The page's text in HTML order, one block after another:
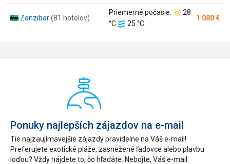
vody:
Zanzibar(81 hotelov)
Priemerné počasie:
Teplota
vzduchu:
28
°C
Teplota
25 °C
1 080 €
Ponuky najlepších zájazdov na e-mail
Tie najzaujímavejšie zájazdy pravidelne na Váš e-mail!
Preferujete exotické pláže, zasnežené ľadovce alebo plavbu
loďou? Vždy nájdete to, čo hľadáte. Nebojte, Váš e-mail